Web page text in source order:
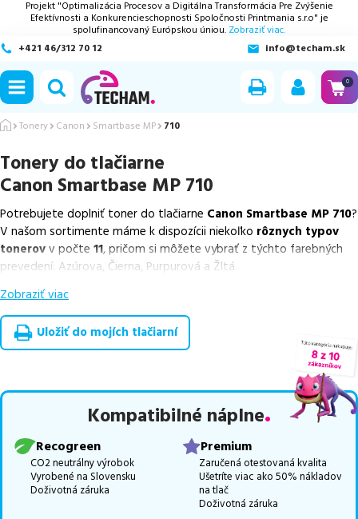
Projekt "Optimalizácia Procesov a Digitálna Transformácia Pre Zvýšenie
Efektívnosti a Konkurencieschopnosti Spoločnosti Printmania s.r.o" je
spolufinancovaný Európskou úniou. Zobraziť viac.
+421 46/312 70 12
info@techam.sk
0
Tonery Canon Smartbase MP 710
Tonery do tlačiarne
Canon Smartbase MP 710
Potrebujete doplniť toner do tlačiarne Canon Smartbase MP 710?
V našom sortimente máme k dispozícii niekoľko rôznych typov
tonerovv počte 11, pričom si môžete vybrať z týchto farebných
prevedení: Azúrova, Čierna, Purpurová a Žltá.
Z uvedeného množstva dostupných náplní
náplnev počte4ks, ako ajcenovo výhodnejšie alternatívy,
ktoré plne zachovávajú kvalitu tlače
overené náhrady v rôznych triedach
, medzi ktoré patríšpičková
Celá táto certifikovaná ponuka, spĺňajúca normy ISO 9001 a 14001,
zaručuje bezproblémovú tlač.Najlacnejší produktu nás nájdete
Vieme, že pri nákupe zohráva dôležitú úlohu aj dostupnosť. Preto
sa snažímepravidelne naskladňovať produkty, aby boli ihneď k
dispozícii na odoslanie.
Aktuálne máme k tejto tlačiarni
Zobraziť viac
Uložiť do mojích tlačiarní
Kompatibilné náplne
Recogreen
CO2 neutrálny výrobok
Vyrobené na Slovensku
Doživotná záruka
Premium
Zaručená otestovaná kvalita
Ušetríte viac ako 50% nákladov
na tlač
Doživotná záruka